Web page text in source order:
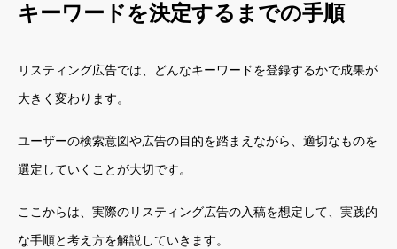
キーワードを決定するまでの手順
リスティング広告では、どんなキーワードを登録するかで成果が
大きく変わります。
ユーザーの検索意図や広告の目的を踏まえながら、適切なものを
選定していくことが大切です。
ここからは、実際のリスティング広告の入稿を想定して、実践的
な手順と考え方を解説していきます。